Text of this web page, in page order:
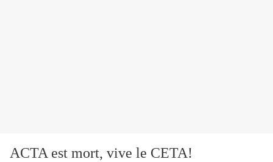
ACTA est mort, vive le CETA!